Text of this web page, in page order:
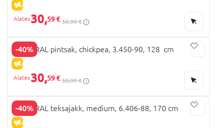
ALLAHINDLUS
30,59 € 50,99 €
-40%
ALLAHINDLUS
MAYORAL pintsak, chickpea, 3.450-90, 128 cm
30,59 € 50,99 €
-40%
ALLAHINDLUS
MAYORAL teksajakk, medium, 6.406-88, 170 cm